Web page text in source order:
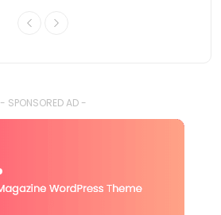
- SPONSORED AD -